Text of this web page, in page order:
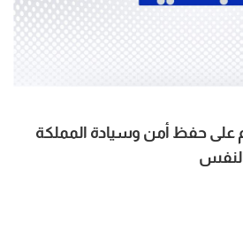
على حفظ أمن وسيادة المملكة